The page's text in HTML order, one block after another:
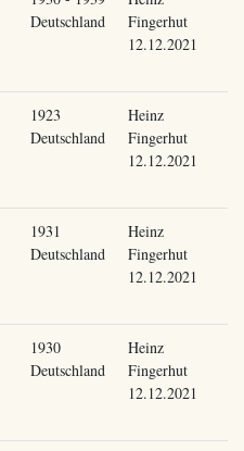
Deutschland
Fingerhut
12.12.2021
1923
Deutschland
Heinz
Fingerhut
12.12.2021
1931
Deutschland
Heinz
Fingerhut
12.12.2021
1930
Deutschland
Heinz
Fingerhut
12.12.2021